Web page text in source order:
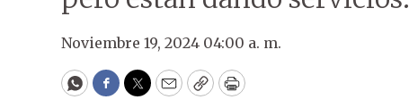
Noviembre 19, 2024 04:00 a. m.
WhatsApp
Facebook
Twitter
EmailCopyPrint